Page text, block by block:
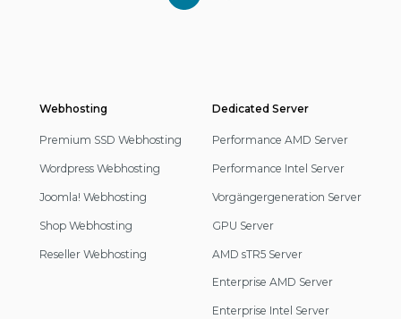
Footer
Navigation
Webhosting
Premium SSD Webhosting
Wordpress Webhosting
Joomla! Webhosting
Shop Webhosting
Reseller Webhosting
Dedicated Server
Performance AMD Server
Performance Intel Server
Vorgängergeneration Server
GPU Server
AMD sTR5 Server
Enterprise AMD Server
Enterprise Intel Server